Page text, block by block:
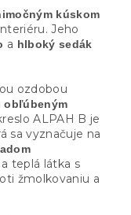
kúskom
Jeho
a hlboký sedák
ozdobou
obľúbeným
ALPAH B je
sa vyznačuje na
teplá látka s
žmolkovaniu a